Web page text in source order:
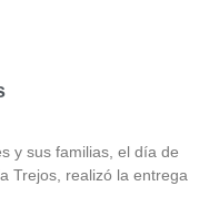
y sus familias, el día de
Trejos, realizó la entrega